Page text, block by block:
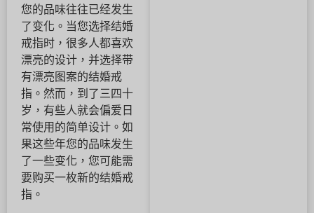
您的品味往往已经发生
了变化。当您选择结婚
戒指时，很多人都喜欢
漂亮的设计，并选择带
有漂亮图案的结婚戒
指。然而，到了三四十
岁，有些人就会偏爱日
常使用的简单设计。如
果这些年您的品味发生
了一些变化，您可能需
要购买一枚新的结婚戒
指。